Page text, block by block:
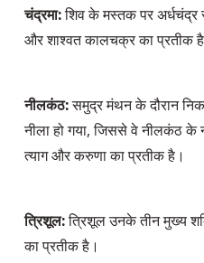
चंद्रमा: शिव के मस्तक पर अर्धचंद्र
और शाश्वत कालचक्र का प्रतीक
नीलकंठ: समुद्र मंथन के दौरान
नीला हो गया, जिससे वे नीलकंठ के
त्याग और करुणा का प्रतीक है।
त्रिशूल: त्रिशूल उनके तीन मुख्य
का प्रतीक है।